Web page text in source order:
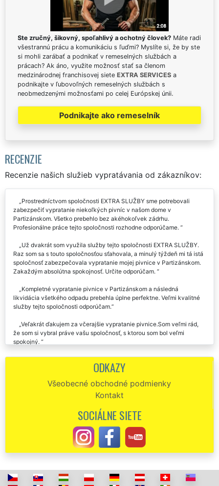
Ste zručný, šikovný, spoľahlivý a ochotný človek? Máte radi
všestrannú prácu a komunikáciu s ľuďmi? Myslíte si, že by ste
si mohli zarábať a podnikať v remeselných službách a
prácach? Ak áno, využite možnosť stať sa členom
medzinárodnej franchisovej siete EXTRA SERVICES a
podnikajte v ľubovoľných remeselných službách s
neobmedzenými možnosťami po celej Európskej únii.
Podnikajte ako remeselník
RECENZIE
Recenzie našich služieb vypratávania od zákazníkov:
Prostredníctvom spoločnosti EXTRA SLUŽBY sme potrebovali
zabezpečiť vypratanie niekoľkých pivníc v našom dome v
Partizánskom. Všetko prebehlo bez akéhokoľvek zádrhu.
Profesionálne práce tejto spoločnosti rozhodne odporúčame.
Už dvakrát som využila služby tejto spoločnosti EXTRA SLUŽBY.
Raz som sa s touto spoločnosťou sťahovala, a minulý týždeň mi tá istá
spoločnosť zabezpečovala vypratanie mojej pivnice v Partizánskom.
Zakaždým absolútna spokojnosť. Určite odporúčam.
Kompletné vypratanie pivnice v Partizánskom a následná
likvidácia všetkého odpadu prebehla úplne perfektne. Veľmi kvalitné
služby tejto spoločnosti odporúčam.
Veľakrát ďakujem za včerajšie vypratanie pivnice.Som veľmi rád,
že som si vybral práve vašu spoločnosť, s ktorou som bol veľmi
spokojný.
Vypratanie pivnice v Partizánskom prebehlo úplne bezchybne a
presne v čase, na ktorom sme sa dohodli. Aj cena bola presne taká, na
Spoločnosť EXTRA VYPRATÁVANIE mi zaisťovala vypratanie dvoch
dokáže taký hrozný neporiadok zlikvidovať. Bol to absolútne
profesionálny a parádny výkon. Určite odporúčam.
Potrebovala som zabezpečiť vypratanie pivnice v Partizánskom po
našej babičke, a práve na túto prácu som si vybrala firmu EXTRA
ODKAZY
Všeobecné obchodné podmienky
Kontakt
SOCIÁLNE SIETE